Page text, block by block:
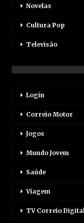
Novelas
Cultura Pop
Televisão
Login
Correio Motor
Jogos
Mundo Jovem
Saúde
Viagem
TV Correio Digital